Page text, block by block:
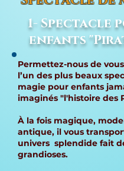
1- Spectacle
enfants
Permettez-nous de
l’un des plus beaux
magie pour enfants
imaginés "l'histoire des
À la fois magique,
antique, il vous
univers splendide fait
grandioses.